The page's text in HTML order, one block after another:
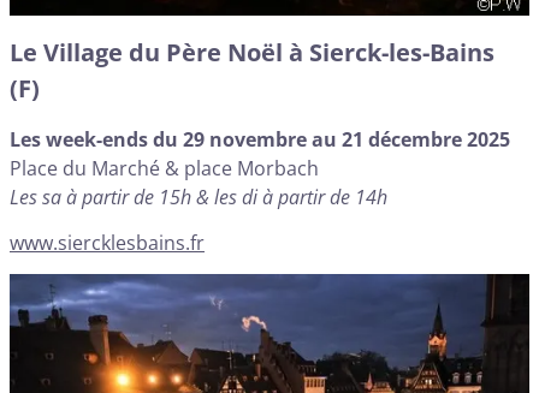
Le Village du Père Noël à Sierck-les-Bains
(F)
Les week-ends du 29 novembre au 21 décembre 2025
Place du Marché & place Morbach
Les sa à partir de 15h & les di à partir de 14h
www.siercklesbains.fr